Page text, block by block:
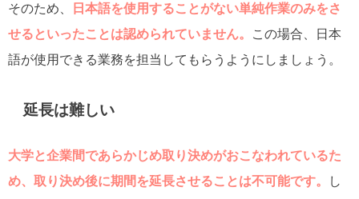
そのため、
日本語を使用することがない単純作業のみをさ
せるといったことは認められていません。
この場合、日本
語が使用できる業務を担当してもらうようにしましょう。
延長は難しい
大学と企業間であらかじめ取り決めがおこなわれているた
め、取り決め後に期間を延長させることは不可能です。
し